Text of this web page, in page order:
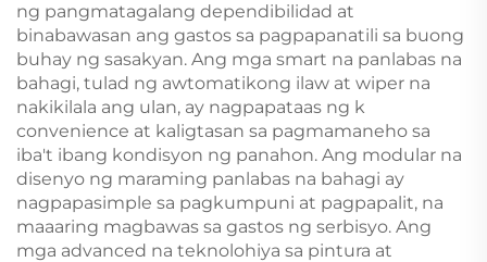
ng pangmatagalang dependibilidad at
binabawasan ang gastos sa pagpapanatili sa buong
buhay ng sasakyan. Ang mga smart na panlabas na
bahagi, tulad ng awtomatikong ilaw at wiper na
nakikilala ang ulan, ay nagpapataas ng k
convenience at kaligtasan sa pagmamaneho sa
iba't ibang kondisyon ng panahon. Ang modular na
disenyo ng maraming panlabas na bahagi ay
nagpapasimple sa pagkumpuni at pagpapalit, na
maaaring magbawas sa gastos ng serbisyo. Ang
mga advanced na teknolohiya sa pintura at